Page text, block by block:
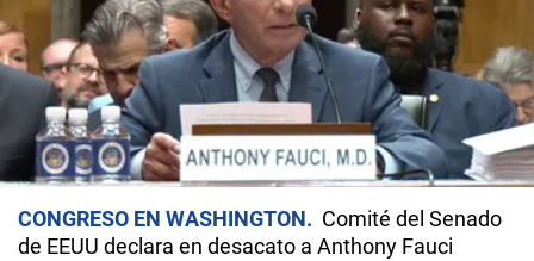
CONGRESO EN WASHINGTON
Comité del Senado
de EEUU declara en desacato a Anthony Fauci